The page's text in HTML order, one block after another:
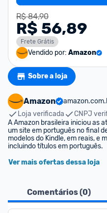
R$ 84,90
R$ 56,89
Frete Grátis
Vendido por: Amazon
Sobre a loja
Amazon
Loja verificada
CNPJ
A Amazon brasileira iniciou as
um site em português no final
modelos do Kindle, em reais, e
incluindo títulos em português.
Ver mais ofertas dessa loja
Comentários (0)